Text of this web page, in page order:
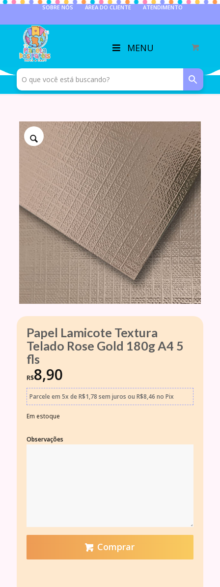
SOBRE NÓS ÁREA DO CLIENTE ATENDIMENTO
MENU
Papel Lamicote Textura
Telado Rose Gold 180g A4 5
fls
R$8,90
Parcele em 5x de R$1,78 sem juros ou R$8,46 no Pix
Em estoque
Observações
Comprar